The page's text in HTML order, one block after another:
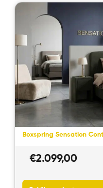
Chat voor advies
Boxspring Sensation
€2.099,00